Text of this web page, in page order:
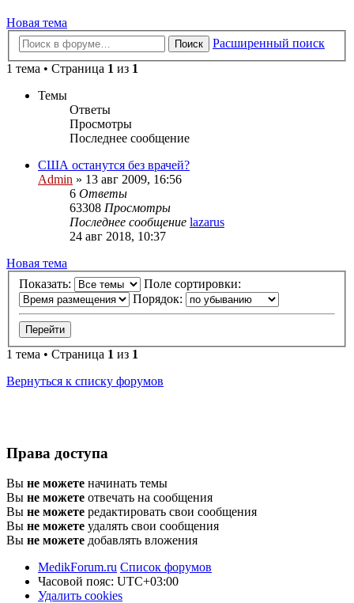
Новая тема
Поиск
Расширенный поиск
1 тема • Страница 1 из 1
Темы
Ответы
Просмотры
Последнее сообщение
США останутся без врачей?
Admin » 13 авг 2009, 16:56
6 Ответы
63308 Просмотры
Последнее сообщение lazarus
24 авг 2018, 10:37
Новая тема
Показать:
Поле сортировки:
Порядок:
1 тема • Страница 1 из 1
Вернуться к списку форумов
Права доступа
Вы не можете начинать темы
Вы не можете отвечать на сообщения
Вы не можете редактировать свои сообщения
Вы не можете удалять свои сообщения
Вы не можете добавлять вложения
MedikForum.ru Список форумов
Часовой пояс: UTC+03:00
Удалить cookies